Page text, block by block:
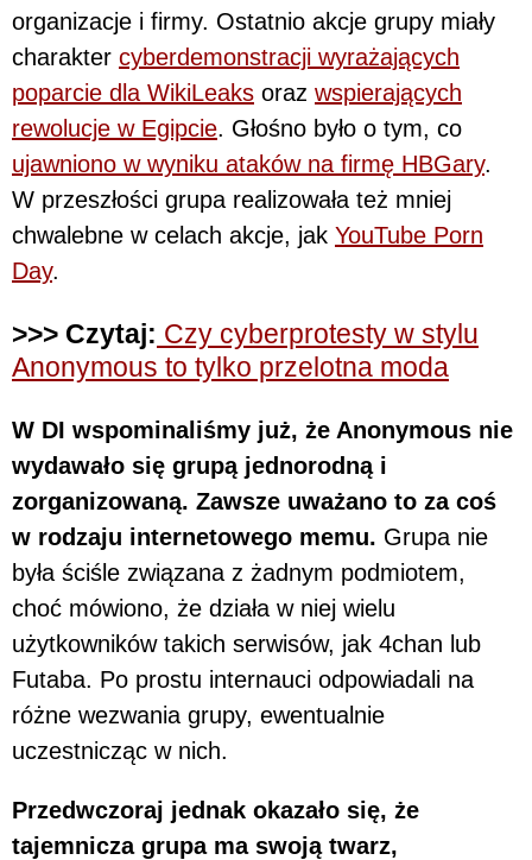
organizacje i firmy. Ostatnio akcje grupy miały
charakter cyberdemonstracji wyrażających
poparcie dla WikiLeaks oraz wspierających
rewolucje w Egipcie. Głośno było o tym, co
ujawniono w wyniku ataków na firmę HBGary.
W przeszłości grupa realizowała też mniej
chwalebne w celach akcje, jak YouTube Porn
Day.
>>> Czytaj: Czy cyberprotesty w stylu
Anonymous to tylko przelotna moda
W DI wspominaliśmy już, że Anonymous nie
wydawało się grupą jednorodną i
zorganizowaną. Zawsze uważano to za coś
w rodzaju internetowego memu. Grupa nie
była ściśle związana z żadnym podmiotem,
choć mówiono, że działa w niej wielu
użytkowników takich serwisów, jak 4chan lub
Futaba. Po prostu internauci odpowiadali na
różne wezwania grupy, ewentualnie
uczestnicząc w nich.
Przedwczoraj jednak okazało się, że
tajemnicza grupa ma swoją twarz,